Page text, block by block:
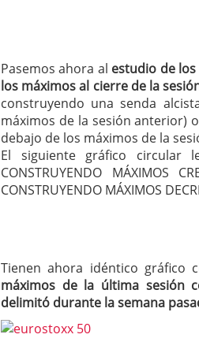
Pasemos ahora al estudio de
los máximos al cierre de la
construyendo una senda
máximos de la sesión anterior)
debajo de los máximos de la
El siguiente gráfico circular
CONSTRUYENDO MÁXIMOS
CONSTRUYENDO MÁXIMOS
Tienen ahora idéntico gráfico
máximos de la última sesión
delimitó durante la semana